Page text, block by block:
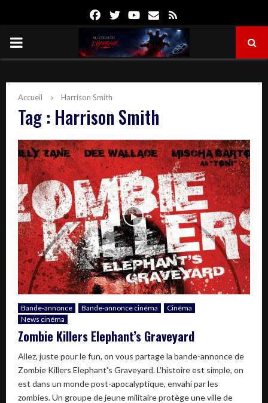
FacebookTwitterYoutube
Email
PRIMARY
Accueil Harrison Smith
Tag : Harrison Smith
Bande-annonce Bande-annonce cinéma
Cinéma
News cinéma
Zombie Killers Elephant’s Graveyard
Allez, juste pour le fun, on vous partage la bande-annonce de
Zombie Killers Elephant's Graveyard. L'histoire est simple, on
est dans un monde post-apocalyptique, envahi par les
zombies. Un groupe de jeune militaire protège une ville de